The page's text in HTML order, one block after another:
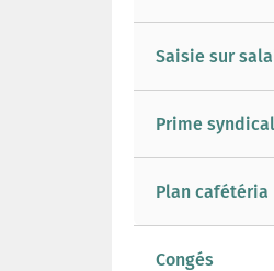
Saisie sur
Prime
Plan cafétéria
Congés